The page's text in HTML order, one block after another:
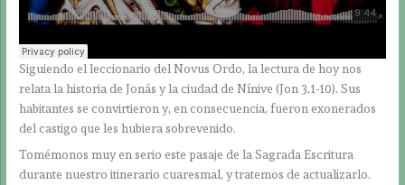
Siguiendo el leccionario del Novus Ordo, la lectura de hoy nos
relata la historia de Jonás y la ciudad de Nínive (Jon 3,1-10). Sus
habitantes se convirtieron y, en consecuencia, fueron exonerados
del castigo que les hubiera sobrevenido.
Tomémonos muy en serio este pasaje de la Sagrada Escritura
durante nuestro itinerario cuaresmal, y tratemos de actualizarlo.